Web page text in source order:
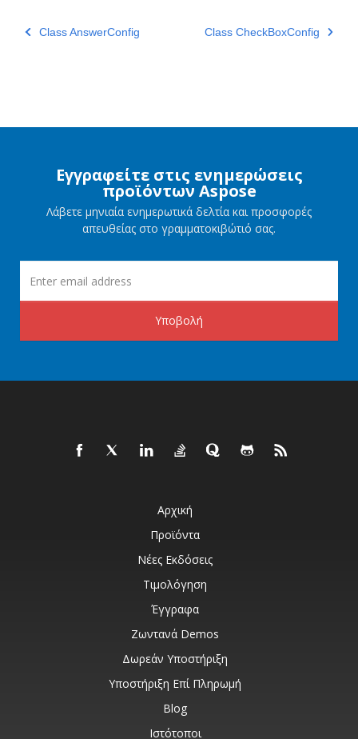
Class AnswerConfig Class CheckBoxConfig
Εγγραφείτε στις ενημερώσεις
προϊόντων Aspose
Λάβετε μηνιαία ενημερωτικά δελτία και προσφορές
απευθείας στο γραμματοκιβώτιό σας.
Υποβολή
Αρχική
Προϊόντα
Νέες Εκδόσεις
Τιμολόγηση
Έγγραφα
Ζωντανά Demos
Δωρεάν Υποστήριξη
Υποστήριξη Επί Πληρωμή
Blog
Ιστότοποι